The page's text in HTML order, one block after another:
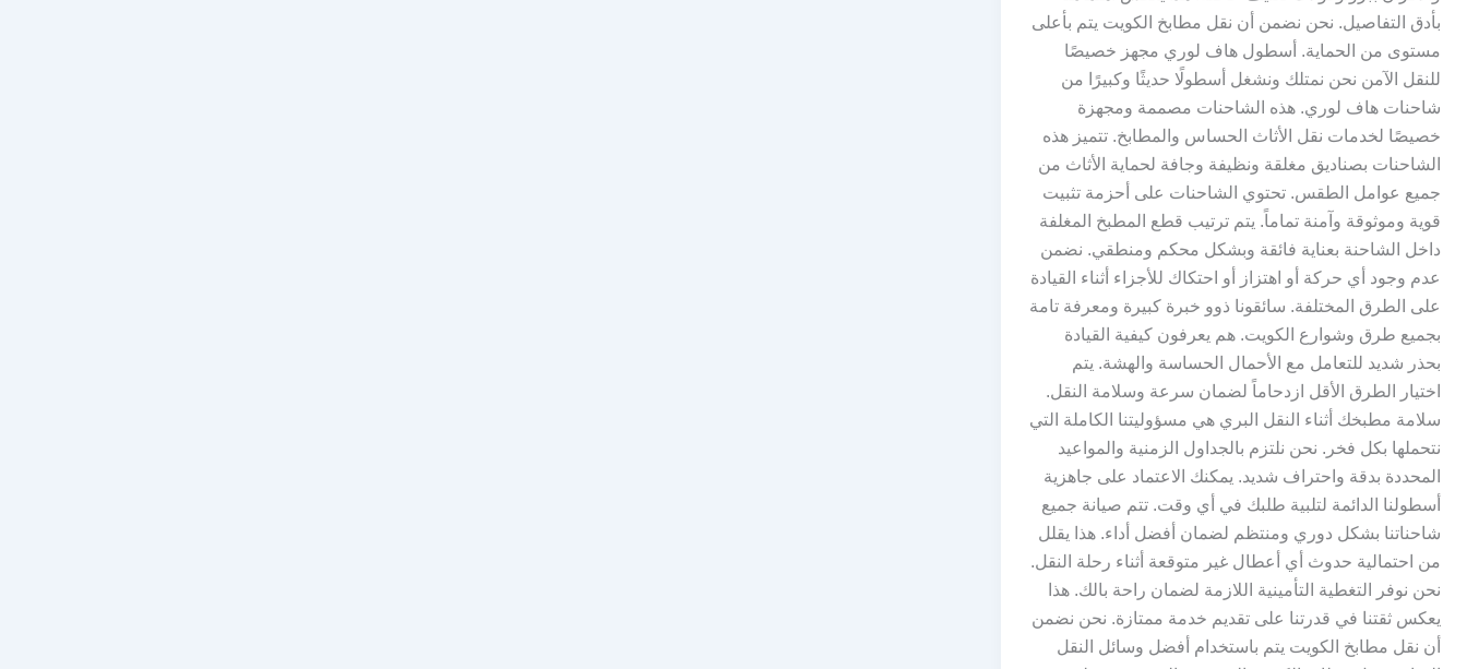
بأدق التفاصيل. نحن نضمن أن نقل مطابخ الكويت يتم بأعلى
مستوى من الحماية. أسطول هاف لوري مجهز خصيصًا
للنقل الآمن نحن نمتلك ونشغل أسطولًا حديثًا وكبيرًا من
شاحنات هاف لوري. هذه الشاحنات مصممة ومجهزة
خصيصًا لخدمات نقل الأثاث الحساس والمطابخ. تتميز هذه
الشاحنات بصناديق مغلقة ونظيفة وجافة لحماية الأثاث من
جميع عوامل الطقس. تحتوي الشاحنات على أحزمة تثبيت
قوية وموثوقة وآمنة تماماً. يتم ترتيب قطع المطبخ المغلفة
داخل الشاحنة بعناية فائقة وبشكل محكم ومنطقي. نضمن
عدم وجود أي حركة أو اهتزاز أو احتكاك للأجزاء أثناء القيادة
على الطرق المختلفة. سائقونا ذوو خبرة كبيرة ومعرفة تامة
بجميع طرق وشوارع الكويت. هم يعرفون كيفية القيادة
بحذر شديد للتعامل مع الأحمال الحساسة والهشة. يتم
اختيار الطرق الأقل ازدحاماً لضمان سرعة وسلامة النقل.
سلامة مطبخك أثناء النقل البري هي مسؤوليتنا الكاملة التي
نتحملها بكل فخر. نحن نلتزم بالجداول الزمنية والمواعيد
المحددة بدقة واحتراف شديد. يمكنك الاعتماد على جاهزية
أسطولنا الدائمة لتلبية طلبك في أي وقت. تتم صيانة جميع
شاحناتنا بشكل دوري ومنتظم لضمان أفضل أداء. هذا يقلل
من احتمالية حدوث أي أعطال غير متوقعة أثناء رحلة النقل.
نحن نوفر التغطية التأمينية اللازمة لضمان راحة بالك. هذا
يعكس ثقتنا في قدرتنا على تقديم خدمة ممتازة. نحن نضمن
أن نقل مطابخ الكويت يتم باستخدام أفضل وسائل النقل